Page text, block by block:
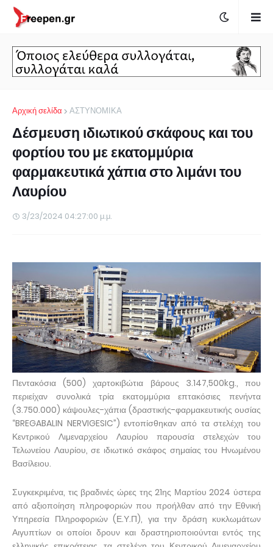
Αρχική σελίδα ΑΣΤΥΝΟΜΙΚΑ
Δέσμευση ιδιωτικού σκάφους και του
φορτίου του με εκατομμύρια
φαρμακευτικά χάπια στο λιμάνι του
Λαυρίου
3/23/2024 04:27:00 μ.μ.
Πεντακόσια (500) χαρτοκιβώτια βάρους 3.147,500kg., που
περιείχαν συνολικά τρία εκατομμύρια επτακόσιες πενήντα
(3.750.000) κάψουλες-χάπια (δραστικής-φαρμακευτικής ουσίας
“BREGABALIN NERVIGESIC”) εντοπίσθηκαν από τα στελέχη του
Κεντρικού Λιμεναρχείου Λαυρίου παρουσία στελεχών του
Τελωνείου Λαυρίου, σε ιδιωτικό σκάφος σημαίας του Ηνωμένου
Βασίλειου.
Συγκεκριμένα, τις βραδινές ώρες της 21ης Μαρτίου 2024 ύστερα
από αξιοποίηση πληροφοριών που προήλθαν από την Εθνική
Υπηρεσία Πληροφοριών (Ε.Υ.Π), για την δράση κυκλωμάτων
Αιγυπτίων οι οποίοι δρουν και δραστηριοποιούνται εντός της